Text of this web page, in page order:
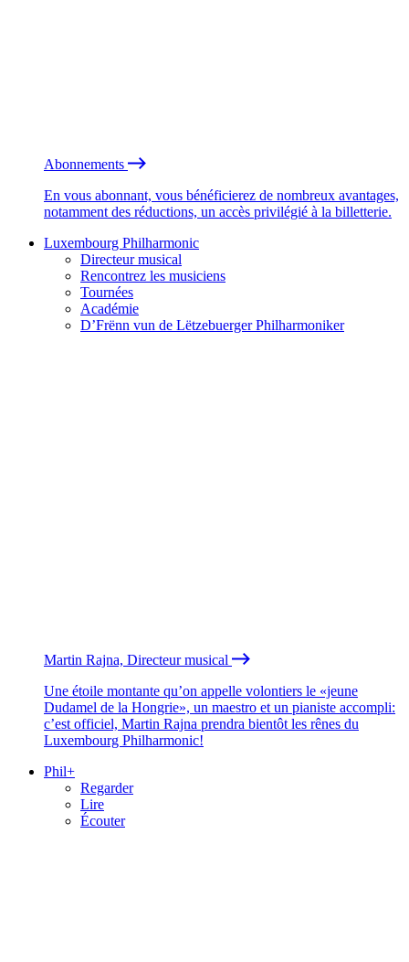
Abonnements
En vous abonnant, vous bénéficierez de nombreux avantages,
notamment des réductions, un accès privilégié à la billetterie.
Luxembourg Philharmonic
Directeur musical
Rencontrez les musiciens
Tournées
Académie
D’Frënn vun de Lëtzebuerger Philharmoniker
Martin Rajna, Directeur musical
Une étoile montante qu’on appelle volontiers le «jeune
Dudamel de la Hongrie», un maestro et un pianiste accompli:
c’est officiel, Martin Rajna prendra bientôt les rênes du
Luxembourg Philharmonic!
Phil+
Regarder
Lire
Écouter